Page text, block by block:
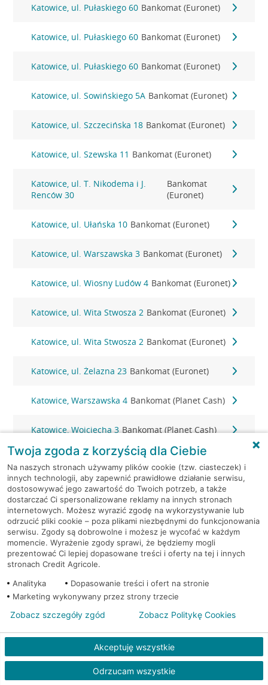
Katowice, ul. Pułaskiego 60 Bankomat (Euronet)
Katowice, ul. Pułaskiego 60 Bankomat (Euronet)
Katowice, ul. Pułaskiego 60 Bankomat (Euronet)
Katowice, ul. Sowińskiego 5A Bankomat (Euronet)
Katowice, ul. Szczecińska 18 Bankomat (Euronet)
Katowice, ul. Szewska 11 Bankomat (Euronet)
Katowice, ul. T. Nikodema i J.
Renców 30
Bankomat
(Euronet)
Katowice, ul. Ułańska 10 Bankomat (Euronet)
Katowice, ul. Warszawska 3 Bankomat (Euronet)
Katowice, ul. Wiosny Ludów 4 Bankomat (Euronet)
Katowice, ul. Wita Stwosza 2 Bankomat (Euronet)
Katowice, ul. Wita Stwosza 2 Bankomat (Euronet)
Katowice, ul. Żelazna 23 Bankomat (Euronet)
Katowice, Warszawska 4 Bankomat (Planet Cash)
Katowice, Wojciecha 3 Bankomat (Planet Cash)
Katowice, Wojciecha 57 Bankomat (Planet Cash)
Katowice, Zabrska 17 Bankomat (Planet Cash)
Kobiór, Centralna 2 Bankomat (Planet Cash)
Kobiór, ul. Ołtuszewskiego 1 Bankomat (Euronet)
30
Cash)
Łaziska Górne, św Barbary
Bankomat (Planet
Łaziska Górne, Św. Jana
Bankomat (Planet
Cash)
Twoja zgoda z korzyścią dla Ciebie
Na naszych stronach używamy plików cookie (tzw. ciasteczek) i
innych technologii, aby zapewnić prawidłowe działanie serwisu,
dostosowywać jego zawartość do Twoich potrzeb, a także
dostarczać Ci spersonalizowane reklamy na innych stronach
internetowych. Możesz wyrazić zgodę na wykorzystywanie lub
odrzucić pliki cookie – poza plikami niezbędnymi do funkcjonowania
serwisu. Zgody są dobrowolne i możesz je wycofać w każdym
momencie. Wyrażenie zgody sprawi, że będziemy mogli
prezentować Ci lepiej dopasowane treści i oferty na tej i innych
stronach Credit Agricole.
Analityka
Dopasowanie treści i ofert na stronie
Marketing wykonywany przez strony trzecie
Akceptuję wszystkie
Odrzucam wszystkie
Zobacz szczegóły zgód Zobacz Politykę Cookies